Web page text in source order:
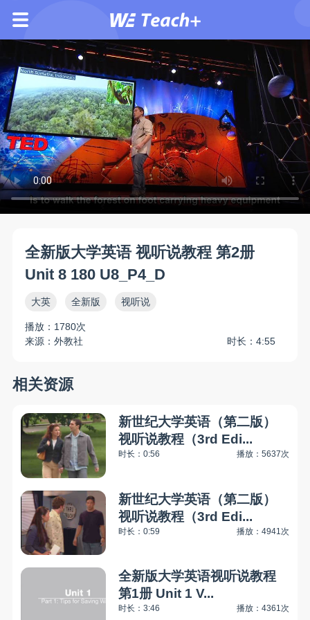
全新版大学英语 视听说教程 第2册
Unit 8 180 U8_P4_D
大英 全新版 视听说
播放：1780次
来源：外教社
时长：4:55
相关资源
新世纪大学英语（第二版）
视听说教程（3rd Edi...
时长：0:56 播放：5637次
新世纪大学英语（第二版）
视听说教程（3rd Edi...
时长：0:59 播放：4941次
全新版大学英语视听说教程
第1册 Unit 1 V...
时长：3:46 播放：4361次